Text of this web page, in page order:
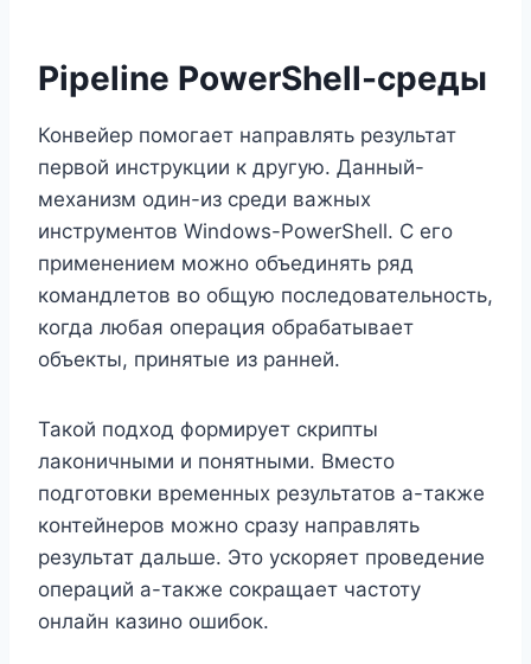
Pipeline PowerShell-среды
Конвейер помогает направлять результат
первой инструкции к другую. Данный-
механизм один-из среди важных
инструментов Windows-PowerShell. С его
применением можно объединять ряд
командлетов во общую последовательность,
когда любая операция обрабатывает
объекты, принятые из ранней.
Такой подход формирует скрипты
лаконичными и понятными. Вместо
подготовки временных результатов а-также
контейнеров можно сразу направлять
результат дальше. Это ускоряет проведение
операций а-также сокращает частоту
онлайн казино ошибок.